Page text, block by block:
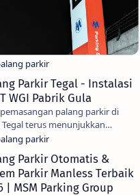
Parkir Tegal - Instalasi
WGI Pabrik Gula
palang parkir di
terus menunjukkan
seiring dengan modernisasi
di kota ini. Salah sa…
Parkir Otomatis &
Parkir Manless Terbaik
| MSM Parking Group